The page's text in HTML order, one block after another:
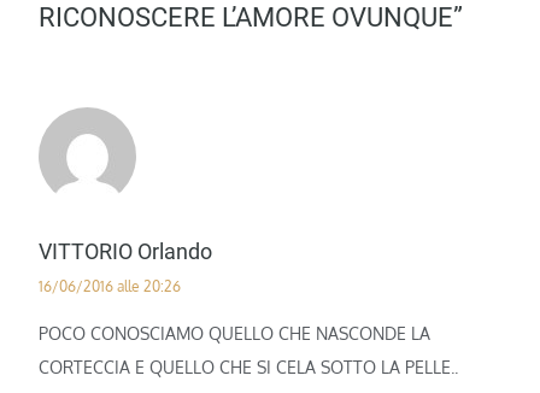
RICONOSCERE L’AMORE OVUNQUE”
VITTORIO Orlando
16/06/2016 alle 20:26
POCO CONOSCIAMO QUELLO CHE NASCONDE LA
CORTECCIA E QUELLO CHE SI CELA SOTTO LA PELLE..